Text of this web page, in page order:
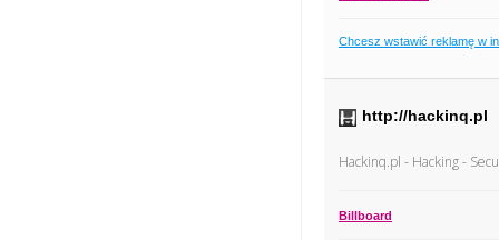
Chcesz wstawić reklamę w
http://hackinq.pl
Hackinq.pl - Hacking -
Billboard